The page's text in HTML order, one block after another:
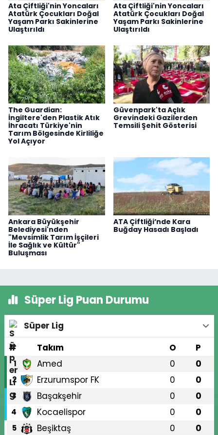
Ata Çiftliği'nin Yoncaları
Atatürk Çocukları Doğal
Yaşam Parkı Sakinlerine
Ulaştırıldı
Ata Çiftliği'nin Yoncaları
Atatürk Çocukları Doğal
Yaşam Parkı Sakinlerine
Ulaştırıldı
The Guardian:
İngiltere'den Plastik Atık
İhracatı Türkiye'nin
Tarım Bölgesinde Kirliliğe
Yol Açıyor
Güvenpark'ta Açlık
Grevindeki Gazilerden
Temsili Şehit Gösterisi
Ankara Büyükşehir
Belediyesi'nden
"Mevsimlik Tarım İşçileri
İle Sağlık ve Kültür"
Buluşması
ATA Çiftliği’nde Kara
Buğday Hasadı Başladı
Süper Lig Puan Durumu
Süper Lig
#
Takım O P
1 Amed 0 0
2 Erzurumspor FK 0 0
3 Başakşehir 0 0
4 Kocaelispor 0 0
5 Beşiktaş 0 0